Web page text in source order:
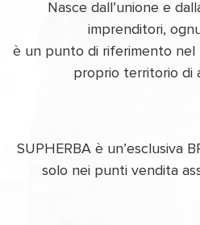
Nasce dall’unione e
imprenditori,
è un punto di riferimento nel
proprio territorio di
SUPHERBA è un’esclusiva
solo nei punti vendita